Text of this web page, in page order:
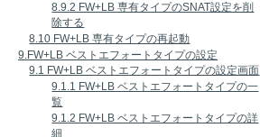
8.9.2 FW+LB 専有タイプのSNAT設定を削
除する
8.10 FW+LB 専有タイプの再起動
9.FW+LB ベストエフォートタイプの設定
9.1 FW+LB ベストエフォートタイプの設定画面
9.1.1 FW+LB ベストエフォートタイプの一
覧
9.1.2 FW+LB ベストエフォートタイプの詳
細